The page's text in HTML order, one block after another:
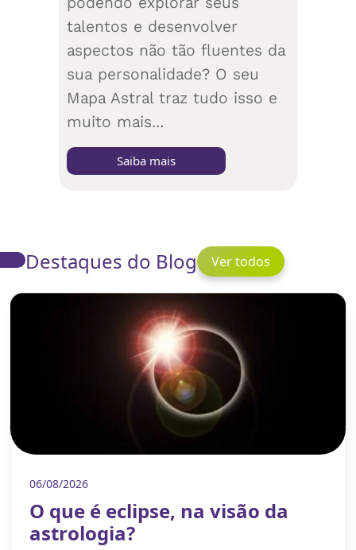
talentos e desenvolver
aspectos não tão fluentes da
sua personalidade? O seu
Mapa Astral traz tudo isso e
muito mais...
Saiba mais
Destaques do Blog Ver todos
06/08/2026
O que é eclipse, na visão da
astrologia?